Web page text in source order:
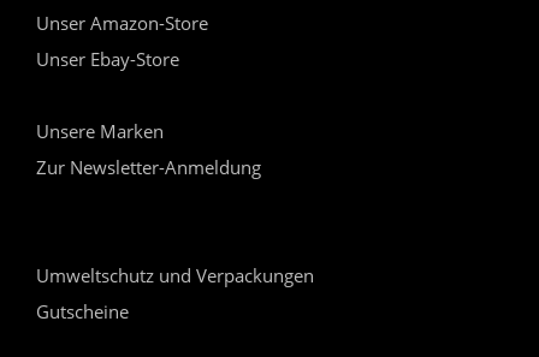
Unser Amazon-Store
Unser Ebay-Store
Unsere Marken
Zur Newsletter-Anmeldung
Umweltschutz und Verpackungen
Gutscheine